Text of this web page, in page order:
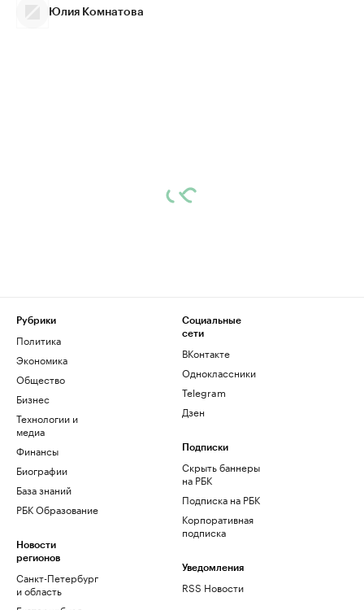
Юлия Комнатова
Рубрики
Политика
Экономика
Общество
Бизнес
Технологии и
медиа
Финансы
Биографии
База знаний
РБК Образование
Новости
регионов
Санкт-Петербург
и область
Социальные
сети
ВКонтакте
Одноклассники
Telegram
Дзен
Подписки
Скрыть баннеры
на РБК
Подписка на РБК
Корпоративная
подписка
Уведомления
RSS Новости